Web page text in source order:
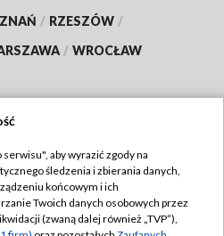
/ RZESZÓW /
/ WROCŁAW
TVP
TVP
aby wyrazić zgody na
śledzenia i zbierania danych,
końcowym i ich
Twoich danych osobowych przez
(zwaną dalej również „TVP”),